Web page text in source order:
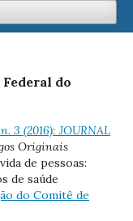
do
3 (2016): JOURNAL
Originais
de pessoas:
de saúde
do Comitê de